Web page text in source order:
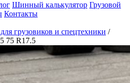
Шинный калькулятор Грузовой
Контакты
грузовиков и спецтехники /
75 R17.5